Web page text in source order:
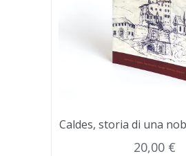
Caldes, storia di una
20,00 €